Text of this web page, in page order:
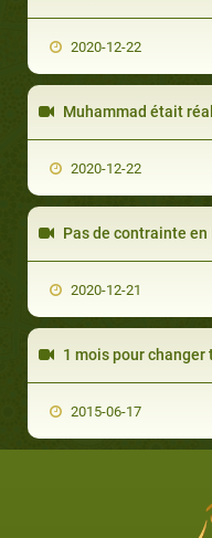
2020-12-22
Muhammad était
2020-12-22
Pas de contrainte en
2020-12-21
1 mois pour
2015-06-17